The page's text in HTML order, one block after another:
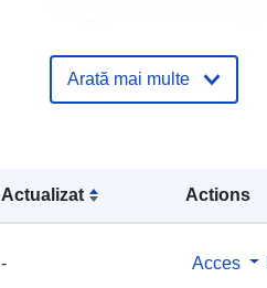
Actualizat Actions
- Acces
Arată mai multe